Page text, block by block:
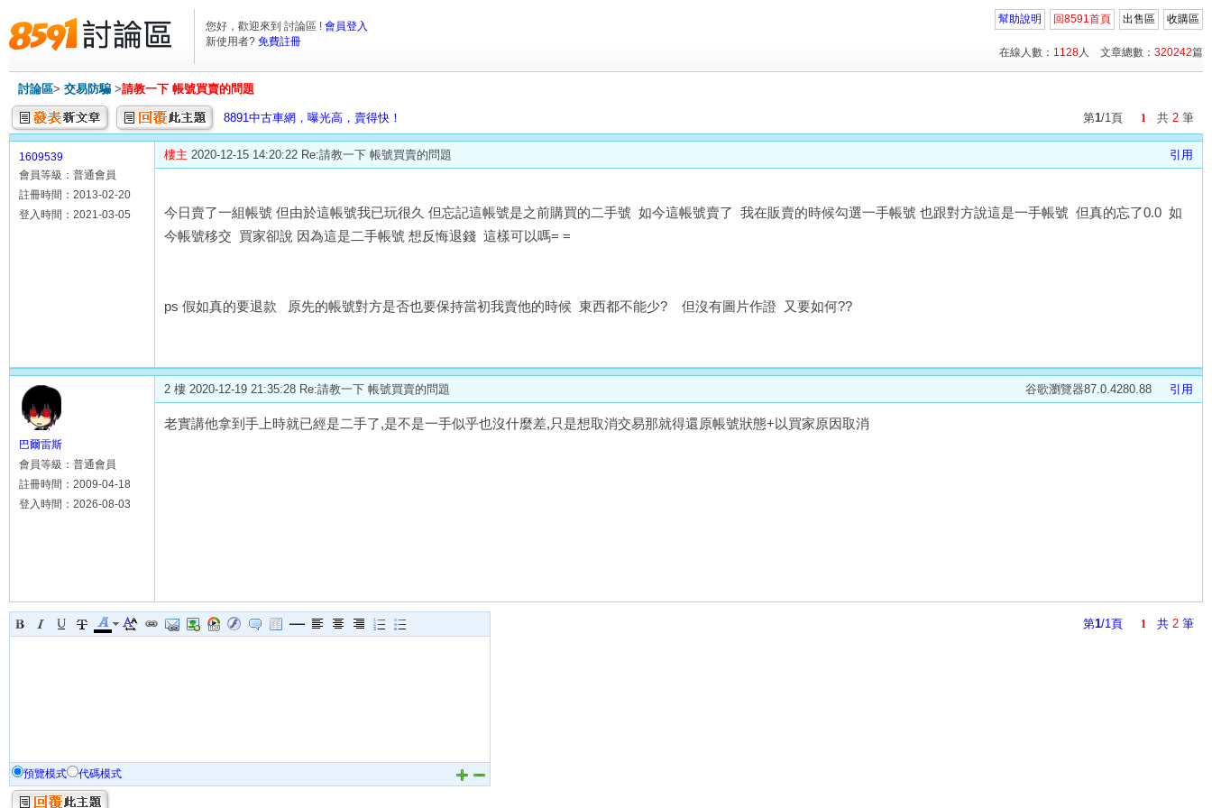
幫助說明 收購區
出售區
回8591首頁
您好，歡迎來到 討論區 ! 會員登入
新使用者? 免費註冊
在線人數： 1128人 文章總數： 320242篇
討論區> 交易防騙 >請教一下 帳號買賣的問題
8891中古車網，曝光高，賣得快！ 第1/1頁 1 共 2 筆
1609539
會員等級：普通會員
註冊時間：2013-02-20
登入時間：2021-03-05
引用
樓主 2020-12-15 14:20:22 Re:請教一下 帳號買賣的問題
今日賣了一組帳號 但由於這帳號我已玩很久 但忘記這帳號是之前購買的二手號 如今這帳號賣了 我在販賣的時候勾選一手帳號 也跟對方說這是一手帳號 但真的忘了0.0 如
今帳號移交 買家卻說 因為這是二手帳號 想反悔退錢 這樣可以嗎= =
ps 假如真的要退款 原先的帳號對方是否也要保持當初我賣他的時候 東西都不能少? 但沒有圖片作證 又要如何??
巴爾雷斯
會員等級：普通會員
註冊時間：2009-04-18
登入時間：2026-08-03
引用
2 樓 2020-12-19 21:35:28 Re:請教一下 帳號買賣的問題 谷歌瀏覽器87.0.4280.88
老實講他拿到手上時就已經是二手了,是不是一手似乎也沒什麼差,只是想取消交易那就得還原帳號狀態+以買家原因取消
預覽模式 代碼模式
第1/1頁 1 共 2 筆